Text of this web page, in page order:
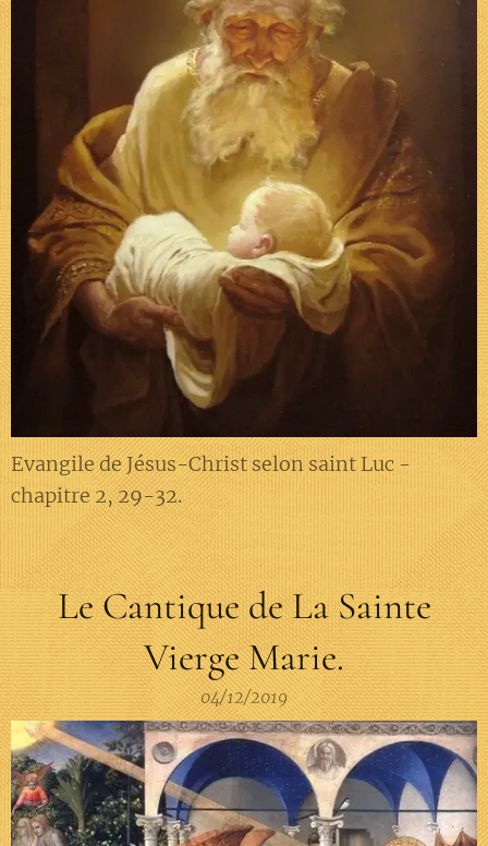
Evangile de Jésus-Christ selon saint Luc -
chapitre 2, 29-32.
Le Cantique de La Sainte
Vierge Marie.
04/12/2019